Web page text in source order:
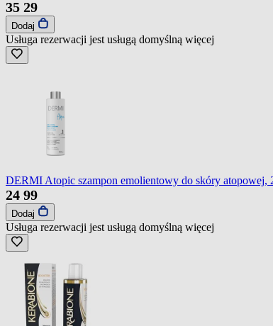
35 29
Dodaj
Usługa rezerwacji jest usługą domyślną więcej
DERMI Atopic szampon emolientowy do skóry atopowej,
24 99
Dodaj
Usługa rezerwacji jest usługą domyślną więcej